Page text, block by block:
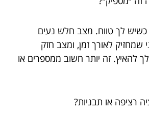
כשיש לך טווח. מצב חלש נעים
שמחזיק לאורך זמן, ומצב חזק
להאיץ. זה יותר חשוב ממספרים או
רציפה או תבניות?